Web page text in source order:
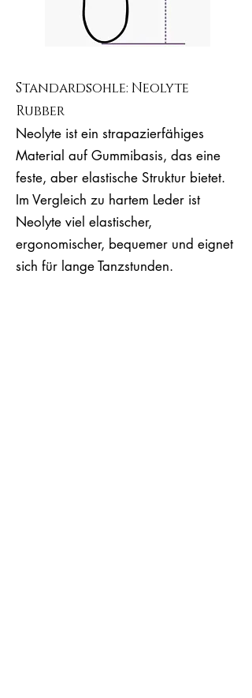
Standardsohle: Neolyte
Rubber
Neolyte ist ein strapazierfähiges
Material auf Gummibasis, das eine
feste, aber elastische Struktur bietet.
Im Vergleich zu hartem Leder ist
Neolyte viel elastischer,
ergonomischer, bequemer und eignet
sich für lange Tanzstunden.